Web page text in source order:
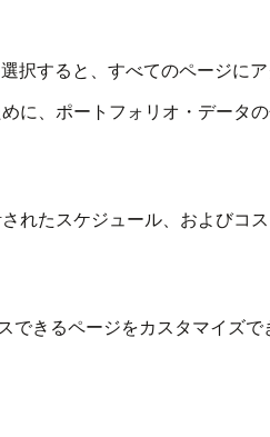
択すると、すべてのページにア
に、ポートフォリオ・データ
れたスケジュール、およびコ
きるページをカスタマイズで